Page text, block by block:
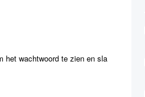
het wachtwoord te zien en sla